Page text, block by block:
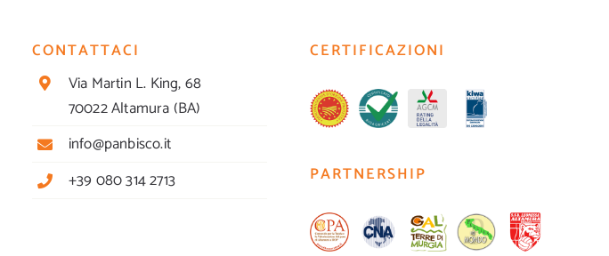
CONTATTACI
Via Martin L. King, 68
70022 Altamura (BA)
info@panbisco.it
+39 080 314 2713
CERTIFICAZIONI
PARTNERSHIP